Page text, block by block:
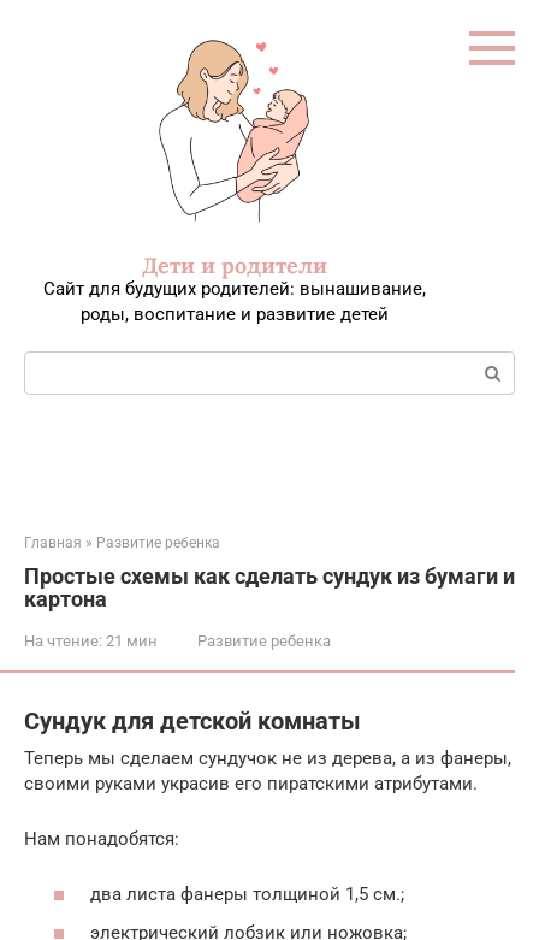
Дети и родители
Сайт для будущих родителей: вынашивание,
роды, воспитание и развитие детей
Поиск:
Главная » Развитие ребенка
Простые схемы как сделать сундук из бумаги и
картона
На чтение: 21 мин Развитие ребенка
Сундук для детской комнаты
Теперь мы сделаем сундучок не из дерева, а из фанеры,
своими руками украсив его пиратскими атрибутами.
Нам понадобятся:
два листа фанеры толщиной 1,5 см.;
электрический лобзик или ножовка;